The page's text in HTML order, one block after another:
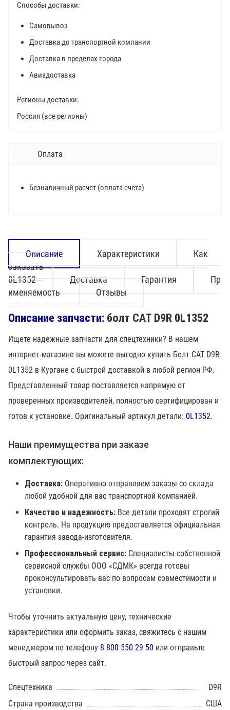
Способы доставки:
Самовывоз
Доставка до транспортной компании
Доставка в пределах города
Авиадоставка
Регионы доставки:
Россия (все регионы)
Оплата
Безналичный расчет (оплата счета)
Описание Характеристики
Как
заказать
0L1352
Доставка Гарантия
Пр
именяемость
Отзывы
Описание запчасти: болт CAT D9R 0L1352
Ищете надежные запчасти для спецтехники? В нашем
интернет-магазине вы можете выгодно купить Болт CAT D9R
0L1352 в Кургане с быстрой доставкой в любой регион РФ.
Представленный товар поставляется напрямую от
проверенных производителей, полностью сертифицирован и
готов к установке. Оригинальный артикул детали: 0L1352.
Наши преимущества при заказе
комплектующих:
Доставка: Оперативно отправляем заказы со склада
любой удобной для вас транспортной компанией.
Качество и надежность: Все детали проходят строгий
контроль. На продукцию предоставляется официальная
гарантия завода-изготовителя.
Профессиональный сервис: Специалисты собственной
сервисной службы ООО «СДМК» всегда готовы
проконсультировать вас по вопросам совместимости и
установки.
Чтобы уточнить актуальную цену, технические
характеристики или оформить заказ, свяжитесь с нашим
менеджером по телефону 8 800 550 29 50 или отправьте
быстрый запрос через сайт.
Спецтехника
D9R
Страна производства
США